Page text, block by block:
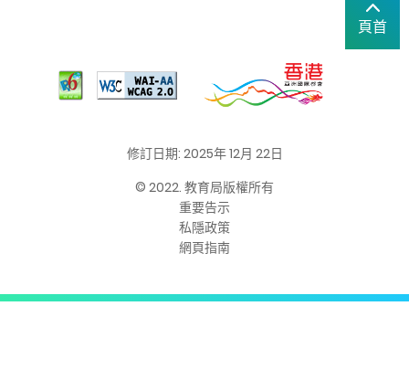
頁首
修訂日期: 2025年 12月 22日
© 2022. 教育局版權所有
重要告示
私隱政策
網頁指南